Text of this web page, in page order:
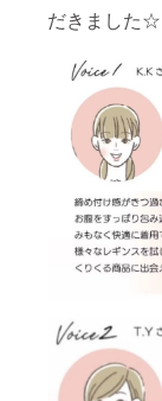
だきました☆